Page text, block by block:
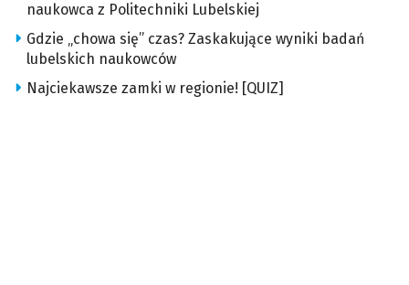
naukowca z Politechniki Lubelskiej
Gdzie „chowa się” czas? Zaskakujące wyniki badań
lubelskich naukowców
Najciekawsze zamki w regionie! [QUIZ]